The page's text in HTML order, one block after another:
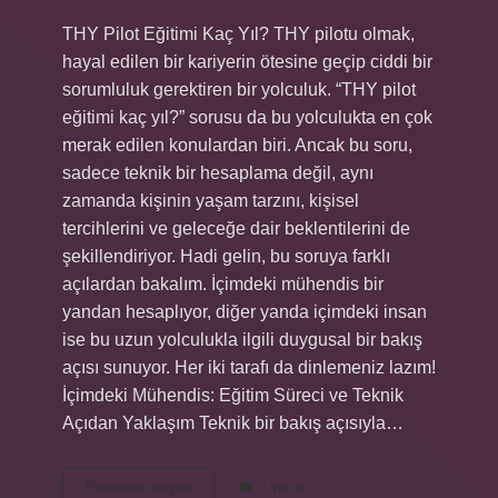
THY Pilot Eğitimi Kaç Yıl? THY pilotu olmak,
hayal edilen bir kariyerin ötesine geçip ciddi bir
sorumluluk gerektiren bir yolculuk. “THY pilot
eğitimi kaç yıl?” sorusu da bu yolculukta en çok
merak edilen konulardan biri. Ancak bu soru,
sadece teknik bir hesaplama değil, aynı
zamanda kişinin yaşam tarzını, kişisel
tercihlerini ve geleceğe dair beklentilerini de
şekillendiriyor. Hadi gelin, bu soruya farklı
açılardan bakalım. İçimdeki mühendis bir
yandan hesaplıyor, diğer yanda içimdeki insan
ise bu uzun yolculukla ilgili duygusal bir bakış
açısı sunuyor. Her iki tarafı da dinlemeniz lazım!
İçimdeki Mühendis: Eğitim Süreci ve Teknik
Açıdan Yaklaşım Teknik bir bakış açısıyla…
2 Yorum